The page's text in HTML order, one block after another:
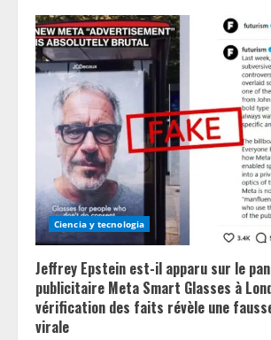
Ciencia y tecnologia
Jeffrey Epstein est-il apparu sur le
publicitaire Meta Smart Glasses à
vérification des faits révèle une
virale